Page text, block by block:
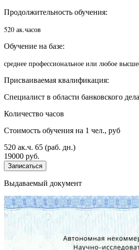
Продолжительность обучения:
520 ак.часов
Обучение на базе:
среднее профессиональное или любое
Присваиваемая квалификация:
Специалист в области банковского дела
Количество часов
Стоимость обучения на 1 чел., руб
520 ак.ч. 65 (раб. дн.)
19000 руб.
Записаться
Выдаваемый документ